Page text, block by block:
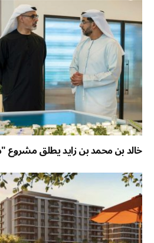
خالد بن محمد بن زايد يطلق